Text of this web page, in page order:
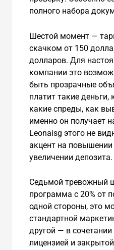
полного набора
Шестой момент —
скачком от 150
долларов. Для
компании это
быть прозрачные
платит такие деньги,
какие спреды, как
именно он получает
Leonaisg этого не
акцент на повышении
увеличении депозита.
Седьмой тревожный
программа с 20% от
одной стороны, это
стандартной
другой — в
лицензией и